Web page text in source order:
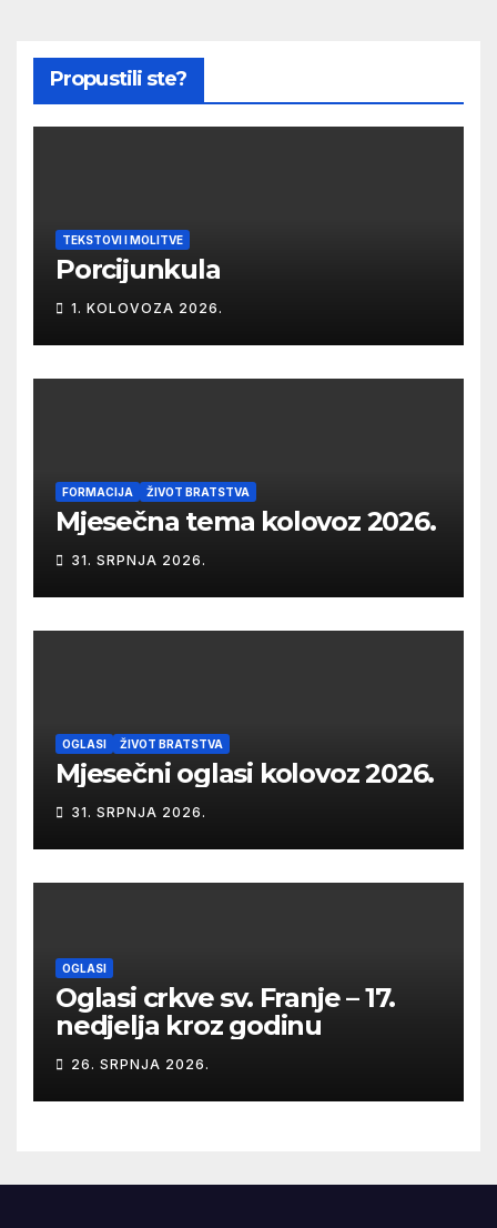
Propustili ste?
TEKSTOVI I MOLITVE
Porcijunkula
1. KOLOVOZA 2026.
FORMACIJA ŽIVOT BRATSTVA
Mjesečna tema kolovoz 2026.
31. SRPNJA 2026.
OGLASI ŽIVOT BRATSTVA
Mjesečni oglasi kolovoz 2026.
31. SRPNJA 2026.
OGLASI
Oglasi crkve sv. Franje – 17.
nedjelja kroz godinu
26. SRPNJA 2026.